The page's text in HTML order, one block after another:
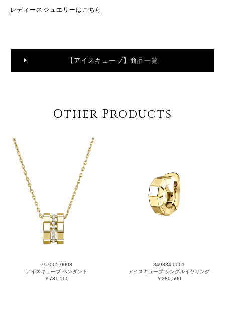
レディースジュエリーはこちら
【アイスキューブ】商品一覧
Other Products
797005-0003
アイスキューブ ペンダント
￥731,500
849834-0001
アイスキューブ シングルイヤリング
￥280,500